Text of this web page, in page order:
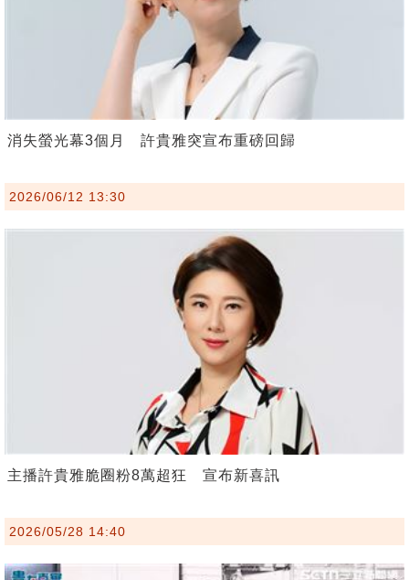
消失螢光幕3個月 許貴雅突宣布重磅回歸
2026/06/12 13:30
主播許貴雅脆圈粉8萬超狂 宣布新喜訊
2026/05/28 14:40